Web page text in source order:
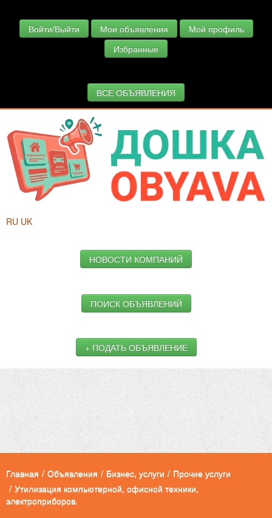
Войти/Выйти Мои объявления
Мой профиль
Избранные
ВСЕ ОБЪЯВЛЕНИЯ
RU UK
НОВОСТИ КОМПАНИЙ
ПОИСК ОБЪЯВЛЕНИЙ
+ ПОДАТЬ ОБЪЯВЛЕНИЕ
Главная / Объявления / Бизнес, услуги / Прочие услуги
/ Утилизация компьютерной, офисной техники,
электроприборов.